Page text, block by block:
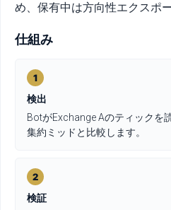
め、保有中は方向性エクスポ
仕組み
1
検出
BotがExchange Aのティックを
集約ミッドと比較します。
2
検証